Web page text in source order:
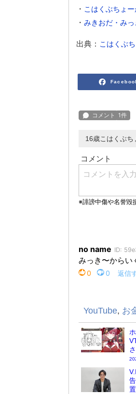
・ こはくぶちょ
・ みきおだ・み
出典： こはくぶ
16歳こはくぶち
YouTube, お